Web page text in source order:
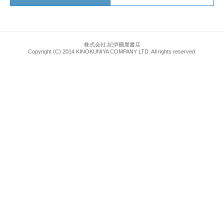
株式会社 紀伊國屋書店
Copyright (C) 2014 KINOKUNIYA COMPANY LTD. All rights reserved.